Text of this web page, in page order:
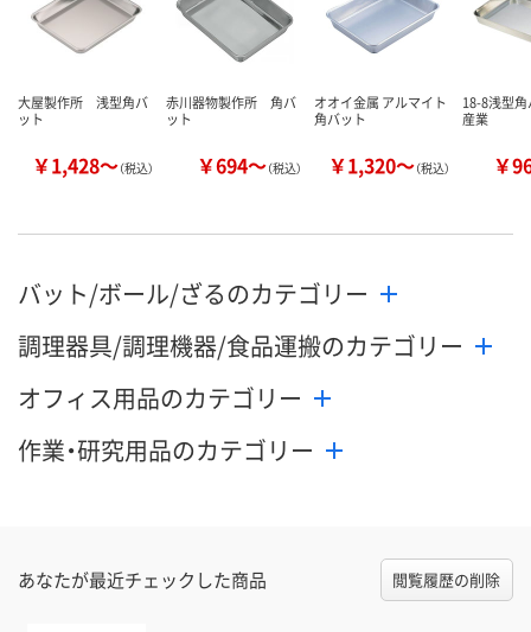
大屋製作所 浅型角バ
ット
￥1,428～（税込）
赤川器物製作所 角バ
ット
￥694～（税込）
オオイ金属 アルマイト
角バット
￥1,320～（税込）
18-8浅型
産業
￥
バット/ボール/ざるのカテゴリー
調理器具/調理機器/食品運搬のカテゴリー
オフィス用品のカテゴリー
作業・研究用品のカテゴリー
あなたが最近チェックした商品 閲覧履歴の削除